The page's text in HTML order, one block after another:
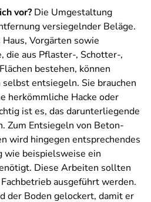
vor? Die Umgestaltung
versiegelnder Beläge.
Vorgärten sowie
die aus Pflaster-, Schotter-,
bestehen, können
entsiegeln. Sie brauchen
herkömmliche Hacke oder
ist es, das darunterliegende
Zum Entsiegeln von Beton-
wird hingegen entsprechendes
wie beispielsweise ein
Diese Arbeiten sollten
ausgeführt werden.
der Boden gelockert, damit er